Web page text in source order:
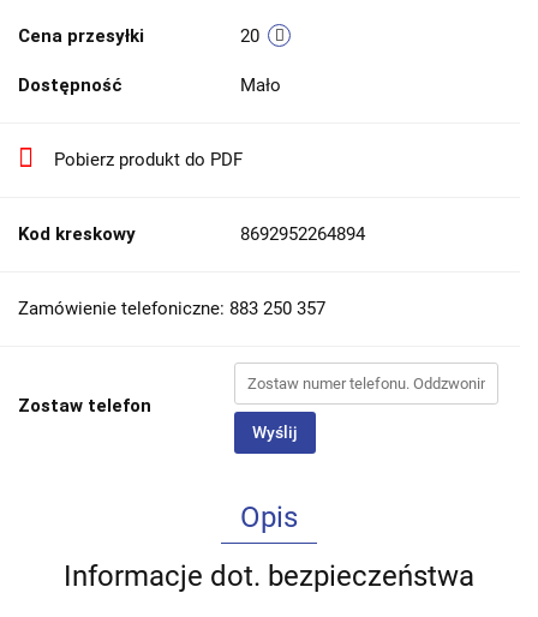
Cena przesyłki 20
Dostępność Mało
Pobierz produkt do PDF
Kod kreskowy 8692952264894
Zamówienie telefoniczne: 883 250 357
Zostaw telefon
Wyślij
Opis
Informacje dot. bezpieczeństwa